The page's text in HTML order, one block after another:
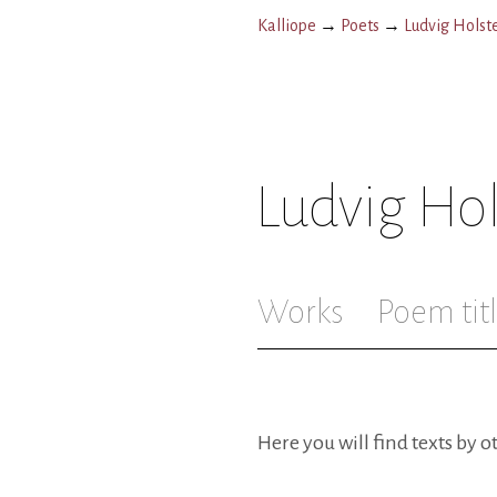
Kalliope → Poets → Ludvig
Ludvig
Works Poem
Here you will find texts by